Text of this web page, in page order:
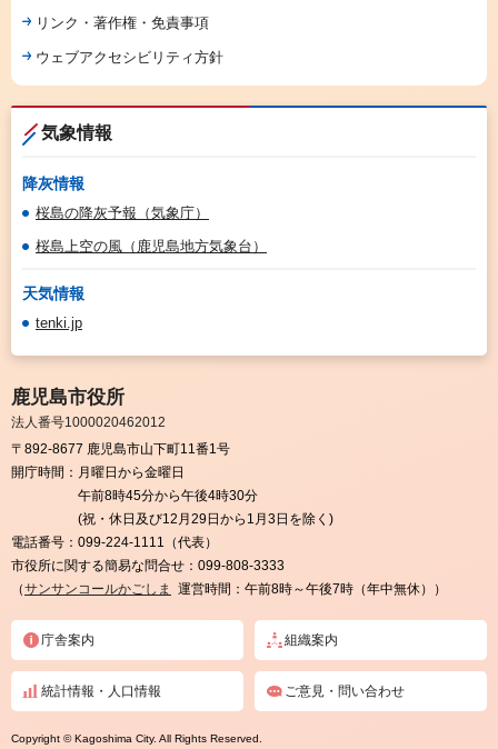
リンク・著作権・免責事項
ウェブアクセシビリティ方針
気象情報
降灰情報
桜島の降灰予報（気象庁）
桜島上空の風（鹿児島地方気象台）
天気情報
tenki.jp
鹿児島市役所
法人番号1000020462012
〒892-8677 鹿児島市山下町11番1号
開庁時間： 月曜日から金曜日
午前8時45分から午後4時30分
(祝・休日及び12月29日から1月3日を除く)
電話番号： 099-224-1111（代表）
市役所に関する簡易な問合せ： 099-808-3333
（サンサンコールかごしま 運営時間：午前8時～午後7時（年中無休））
庁舎案内 組織案内
統計情報・人口情報 ご意見・問い合わせ
Copyright © Kagoshima City. All Rights Reserved.